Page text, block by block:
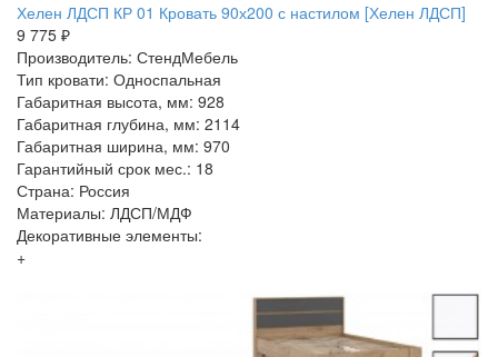
Хелен ЛДСП КР 01 Кровать 90х200 с настилом [Хелен ЛДСП]
9 775 ₽
Производитель: СтендМебель
Тип кровати: Односпальная
Габаритная высота, мм: 928
Габаритная глубина, мм: 2114
Габаритная ширина, мм: 970
Гарантийный срок мес.: 18
Страна: Россия
Материалы: ЛДСП/МДФ
Декоративные элементы:
+